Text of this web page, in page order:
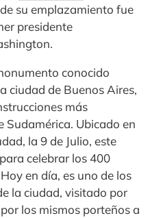
su emplazamiento fue
presidente
conocido
ciudad de Buenos Aires,
más
Sudamérica. Ubicado en
la 9 de Julio, este
celebrar los 400
en día, es uno de los
la ciudad, visitado por
los mismos porteños a